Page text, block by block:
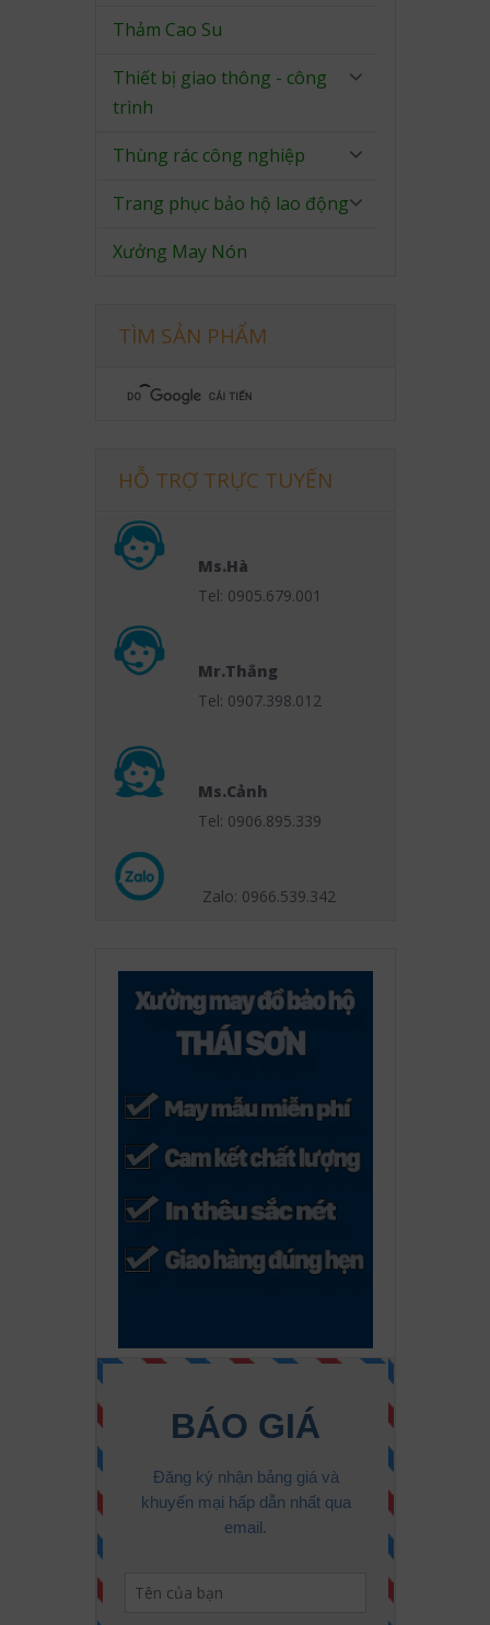
Thảm Cao Su
Thiết bị giao thông - công
trình
Thùng rác công nghiệp
Trang phục bảo hộ lao động
Xưởng May Nón
TÌM SẢN PHẨM
HỖ TRỢ TRỰC TUYẾN
Ms.Hà
Tel: 0905.679.001
Mr.Thắng
Tel: 0907.398.012
Ms.Cảnh
Tel: 0906.895.339
Zalo: 0966.539.342